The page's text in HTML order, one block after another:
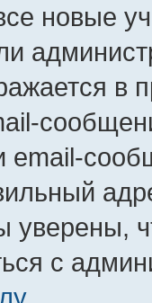
новые
в
email-
с